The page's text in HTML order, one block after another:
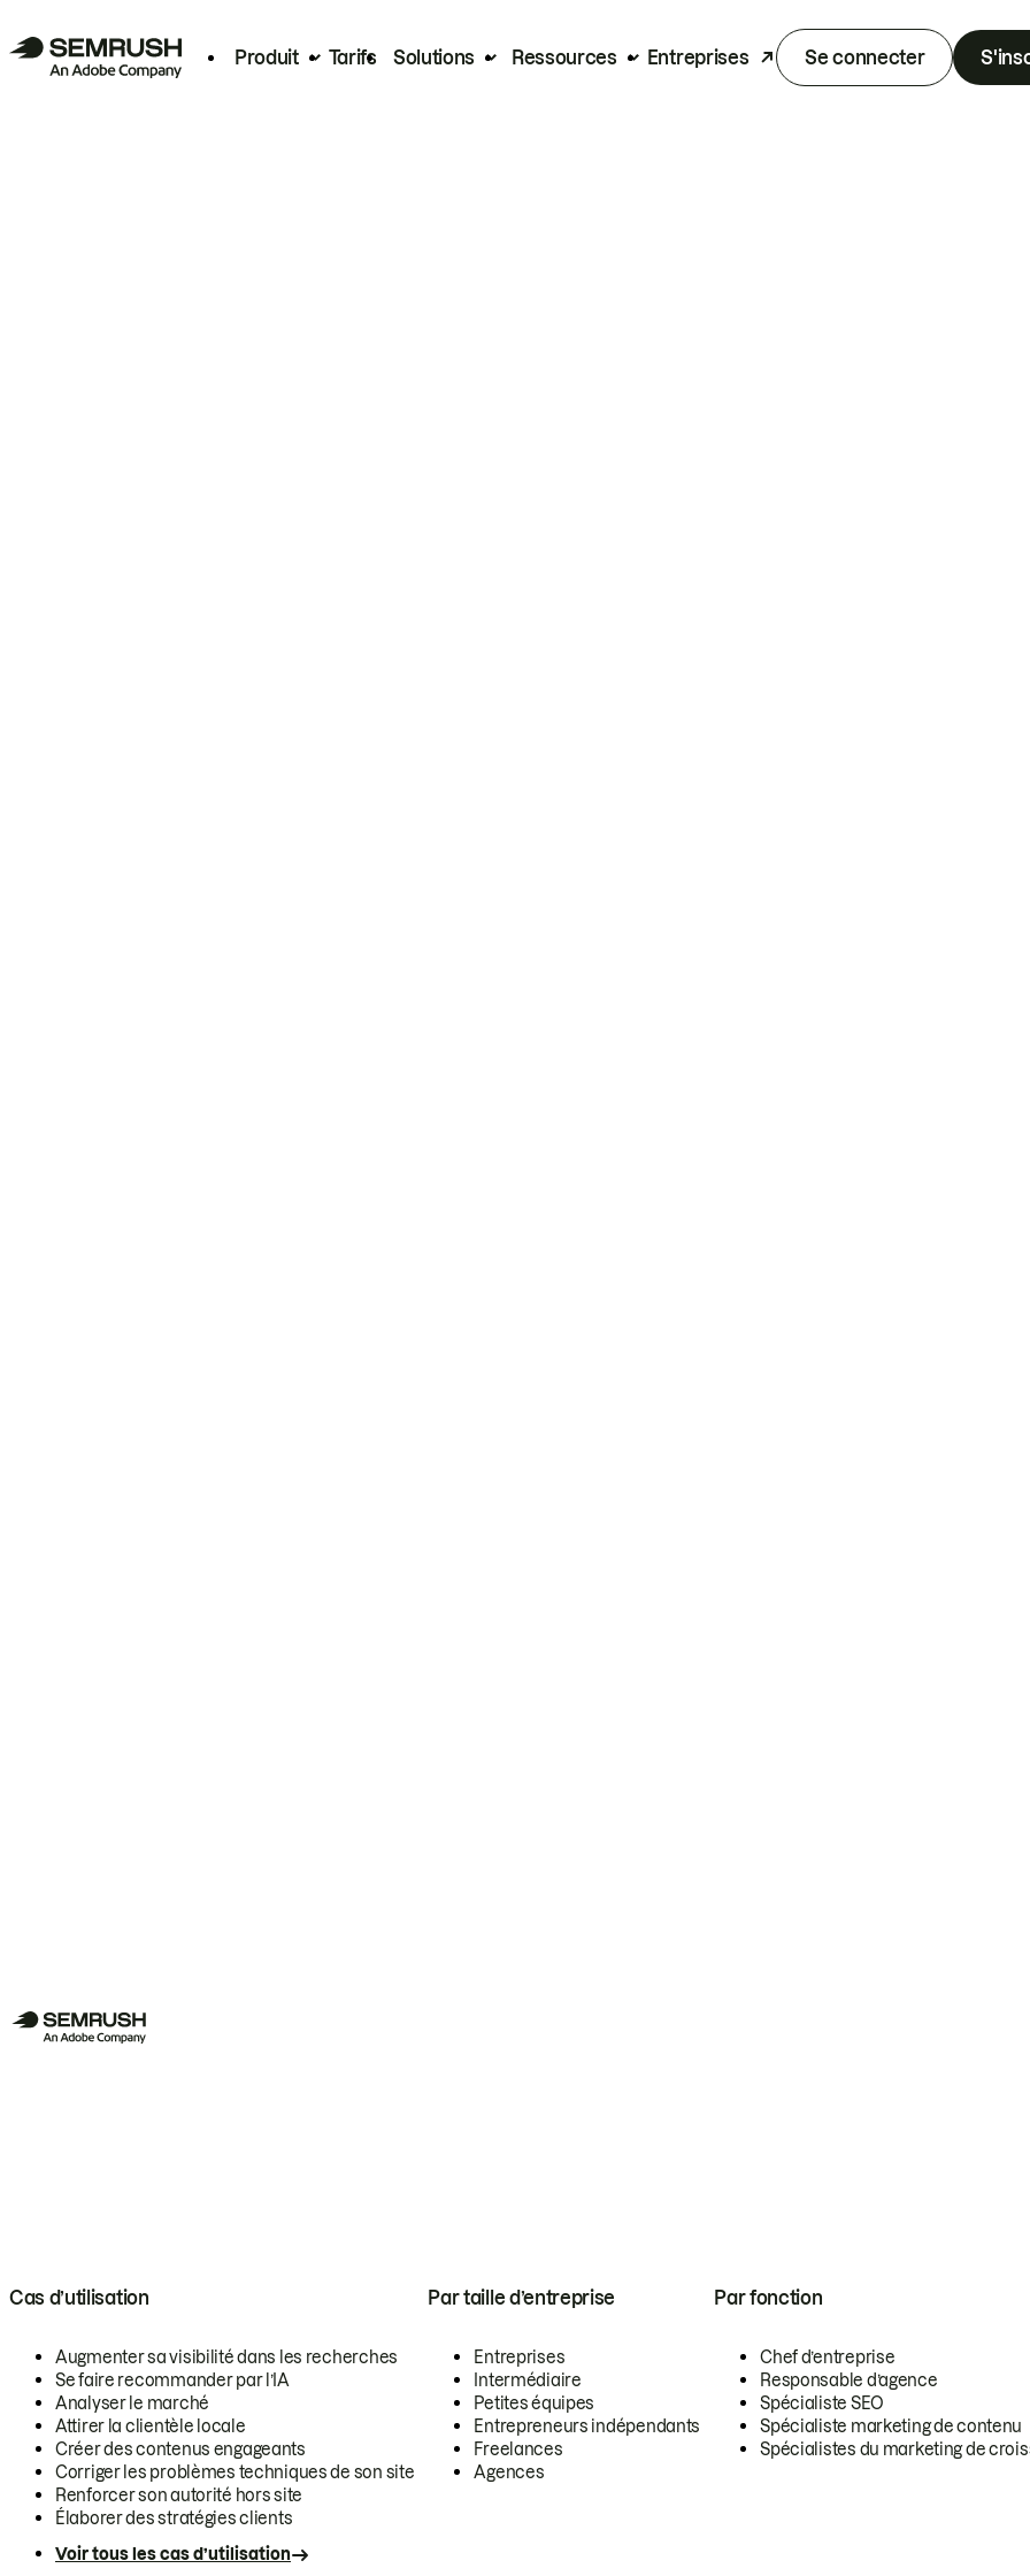
Produit Tarifs Solutions Ressources Entreprises Se connecter
Cas d’utilisation
Augmenter sa visibilité dans les recherches
Se faire recommander par l’IA
Analyser le marché
Attirer la clientèle locale
Créer des contenus engageants
Corriger les problèmes techniques de son site
Renforcer son autorité hors site
Élaborer des stratégies clients
Voir tous les cas d’utilisation
Par taille d’entreprise
Entreprises
Intermédiaire
Petites équipes
Entrepreneurs indépendants
Freelances
Agences
Par fonction
Chef d’entreprise
Responsable d’agence
Spécialiste SEO
Spécialiste marketing de contenu
Spécialistes du marketing de